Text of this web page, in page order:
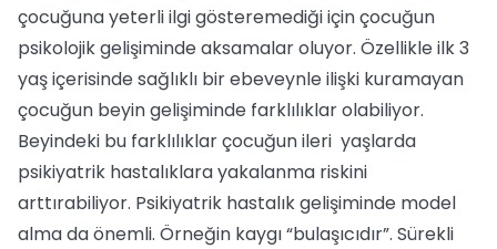
çocuğuna yeterli ilgi gösteremediği için çocuğun
psikolojik gelişiminde aksamalar oluyor. Özellikle ilk 3
yaş içerisinde sağlıklı bir ebeveynle ilişki kuramayan
çocuğun beyin gelişiminde farklılıklar olabiliyor.
Beyindeki bu farklılıklar çocuğun ileri yaşlarda
psikiyatrik hastalıklara yakalanma riskini
arttırabiliyor. Psikiyatrik hastalık gelişiminde model
alma da önemli. Örneğin kaygı “bulaşıcıdır”. Sürekli